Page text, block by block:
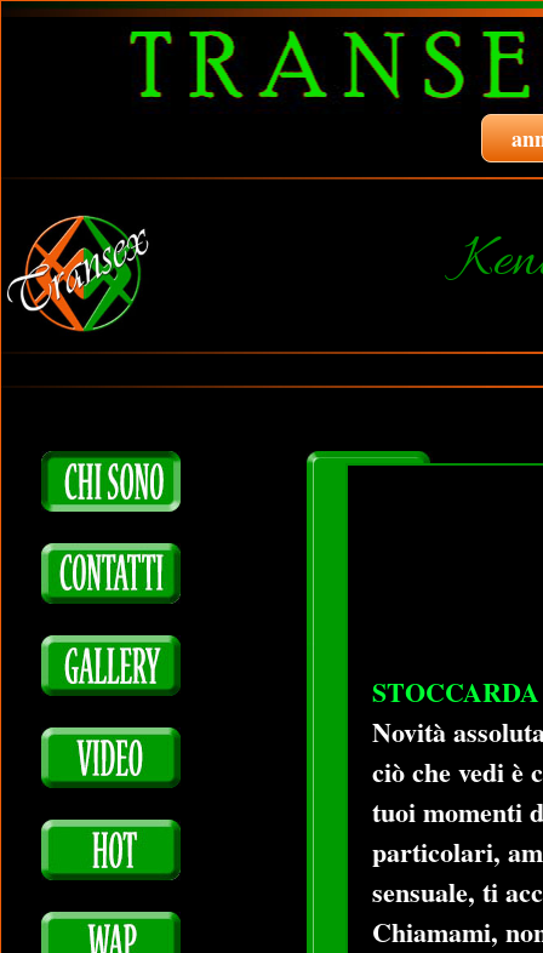
Novità
ciò che vedi è
tuoi momenti
particolari,
sensuale, ti
Chiamami,